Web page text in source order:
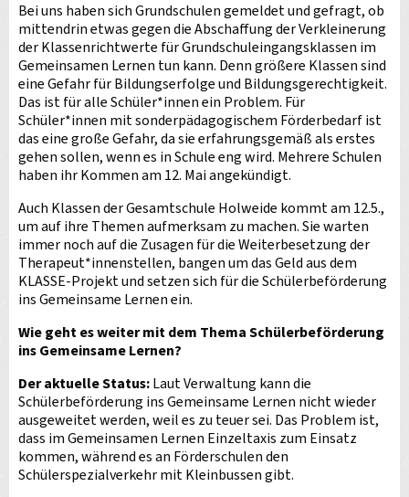
Bei uns haben sich Grundschulen gemeldet und gefragt, ob
mittendrin etwas gegen die Abschaffung der Verkleinerung
der Klassenrichtwerte für Grundschuleingangsklassen im
Gemeinsamen Lernen tun kann. Denn größere Klassen sind
eine Gefahr für Bildungserfolge und Bildungsgerechtigkeit.
Das ist für alle Schüler*innen ein Problem. Für
Schüler*innen mit sonderpädagogischem Förderbedarf ist
das eine große Gefahr, da sie erfahrungsgemäß als erstes
gehen sollen, wenn es in Schule eng wird. Mehrere Schulen
haben ihr Kommen am 12. Mai angekündigt.
Auch Klassen der Gesamtschule Holweide kommt am 12.5.,
um auf ihre Themen aufmerksam zu machen. Sie warten
immer noch auf die Zusagen für die Weiterbesetzung der
Therapeut*innenstellen, bangen um das Geld aus dem
KLASSE-Projekt und setzen sich für die Schülerbeförderung
ins Gemeinsame Lernen ein.
Wie geht es weiter mit dem Thema Schülerbeförderung
ins Gemeinsame Lernen?
Der aktuelle Status:Laut Verwaltung kann die
Schülerbeförderung ins Gemeinsame Lernen nicht wieder
ausgeweitet werden, weil es zu teuer sei. Das Problem ist,
dass im Gemeinsamen Lernen Einzeltaxis zum Einsatz
kommen, während es an Förderschulen den
Schülerspezialverkehr mit Kleinbussen gibt.